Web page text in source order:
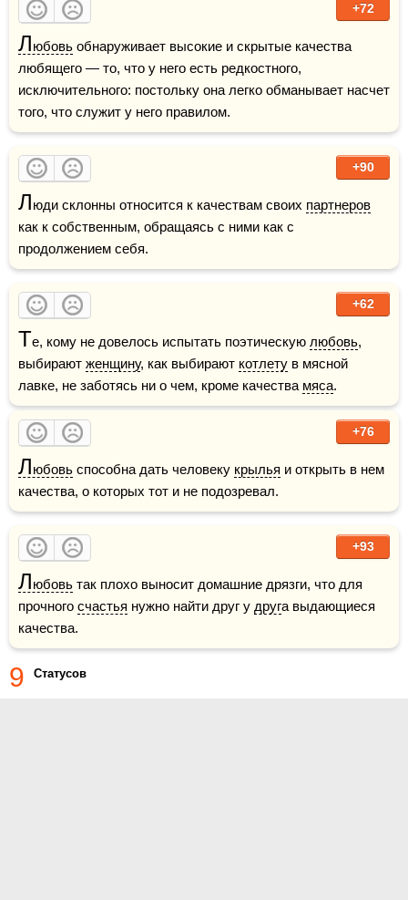
+72
Любовь обнаруживает высокие и скрытые качества
любящего — то, что у него есть редкостного,
исключительного: постольку она легко обманывает насчет
того, что служит у него правилом.
+90
Люди склонны относится к качествам своих партнеров
как к собственным, обращаясь с ними как с
продолжением себя.
+62
Те, кому не довелось испытать поэтическую любовь,
выбирают женщину, как выбирают котлету в мясной
лавке, не заботясь ни о чем, кроме качества мяса.
+76
Любовь способна дать человеку крылья и открыть в нем
качества, о которых тот и не подозревал.
+93
Любовь так плохо выносит домашние дрязги, что для
прочного счастья нужно найти друг у друга выдающиеся
качества.
9 Статусов